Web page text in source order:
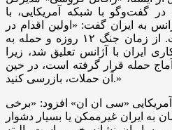
در گفت‌وگو با شبکه آمریکایی، با
به ایران گفت: «اولین اقدام در
مسیر درست انجام شده است. از زمان جنگ ۱۲ روزه و حمله به
ایران با آژانس تعلیق شد، زیرا
حمله قرار گرفته است، در حین
آن حملات، بازرسی کنید.»
«سی ان ان» افزود: «برخی
به ایران غیرممکن یا بسیار دشوار